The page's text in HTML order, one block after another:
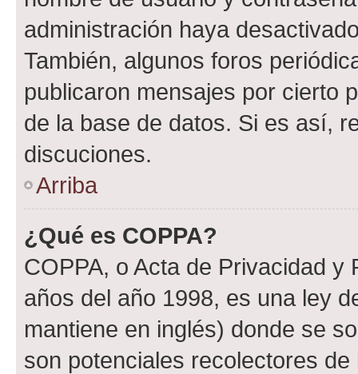
administración haya
También, algunos foros
publicaron mensajes por cierto
de la base de datos. Si es así,
discuciones.
Arriba
¿Qué es COPPA?
COPPA, o Acta de Privacidad
años del año 1998, es una ley
mantiene en inglés) donde se
son potenciales recolectores